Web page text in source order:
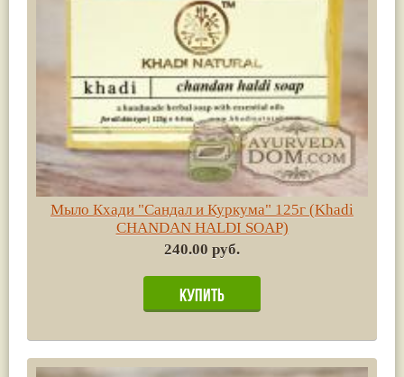
Мыло Кхади "Сандал и Куркума" 125г (Khadi
CHANDAN HALDI SOAP)
240.00 руб.